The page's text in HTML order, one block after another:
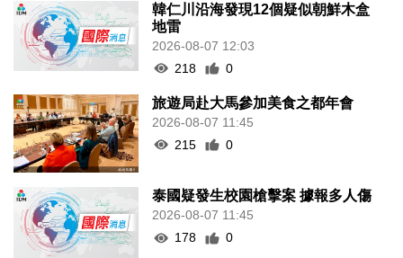
韓仁川沿海發現12個疑似朝鮮木盒
地雷
2026-08-07 12:03
218
0
旅遊局赴大馬參加美食之都年會
2026-08-07 11:45
215
0
泰國疑發生校園槍擊案 據報多人傷
2026-08-07 11:45
178
0